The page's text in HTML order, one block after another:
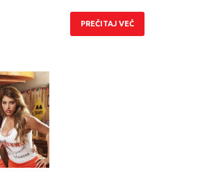
PREČITAJ VEČ